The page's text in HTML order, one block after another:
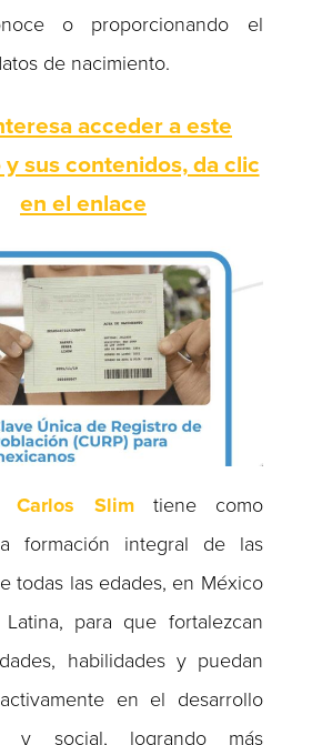
o proporcionando el
de nacimiento.
acceder a este
sus contenidos, da clic
en el enlace
Carlos Slimtiene como
formación integral de las
todas las edades, en México
para que fortalezcan
habilidades y puedan
en el desarrollo
y social, logrando más